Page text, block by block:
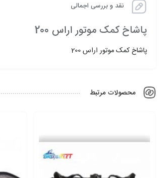
نقد و بررسی اجمالی
پاشاخ کمک موتور اراس 200
پاشاخ کمک موتور اراس 200
محصولات مرتبط